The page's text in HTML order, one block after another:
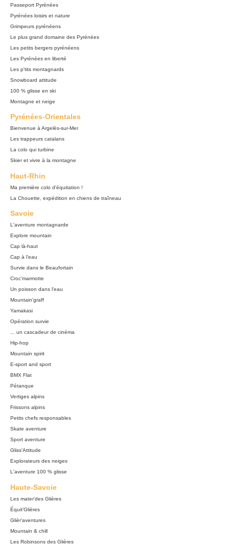
Passeport Pyrénées
Pyrénées loisirs et nature
Grimpeurs pyrénéens
Le plus grand domaine des Pyrénées
Les petits bergers pyrénéens
Les Pyrénées en liberté
Les p'tits montagnards
Snowboard attitude
100 % glisse en ski
Montagne et neige
Pyrénées-Orientales
Bienvenue à Argelès-sur-Mer
Les trappeurs catalans
La colo qui turbine
Skier et vivre à la montagne
Haut-Rhin
Ma première colo d'équitation !
La Chouette, expédition en chiens de traîneau
Savoie
L'aventure montagnarde
Explore mountain
Cap là-haut
Cap à l'eau
Survie dans le Beaufortain
Croc'marmotte
Un poisson dans l'eau
Mountain'graff
Yamakasi
Opération survie
... un cascadeur de cinéma
Hip-hop
Mountain spirit
E-sport and sport
BMX Flat
Pétanque
Vertiges alpins
Frissons alpins
Petits chefs responsables
Skate aventure
Sport aventure
Gliss'Attitude
Explorateurs des neiges
L'aventure 100 % glisse
Haute-Savoie
Les mater'des Glières
Équit'Glières
Glièr'aventures
Mountain & chill
Les Robinsons des Glières